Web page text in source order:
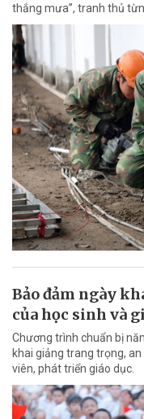
thắng mưa”, tranh thủ
Bảo đảm ngày
của học sinh và
Chương trình chuẩn bị
khai giảng trang trọng,
viên, phát triển giáo dục.